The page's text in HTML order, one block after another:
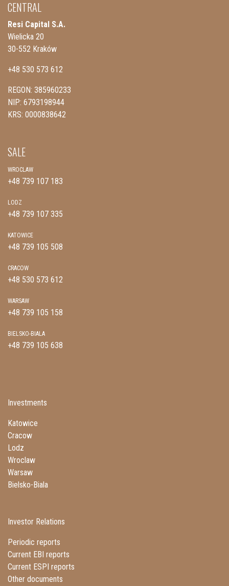
CENTRAL
Resi Capital S.A.
Wielicka 20
30-552 Kraków
+48 530 573 612
REGON: 385960233
NIP: 6793198944
KRS: 0000838642
SALE
WROCLAW
+48 739 107 183
LODZ
+48 739 107 335
KATOWICE
+48 739 105 508
CRACOW
+48 530 573 612
WARSAW
+48 739 105 158
BIELSKO-BIALA
+48 739 105 638
Investments
Katowice
Cracow
Lodz
Wroclaw
Warsaw
Bielsko-Biala
Investor Relations
Periodic reports
Current EBI reports
Current ESPI reports
Other documents